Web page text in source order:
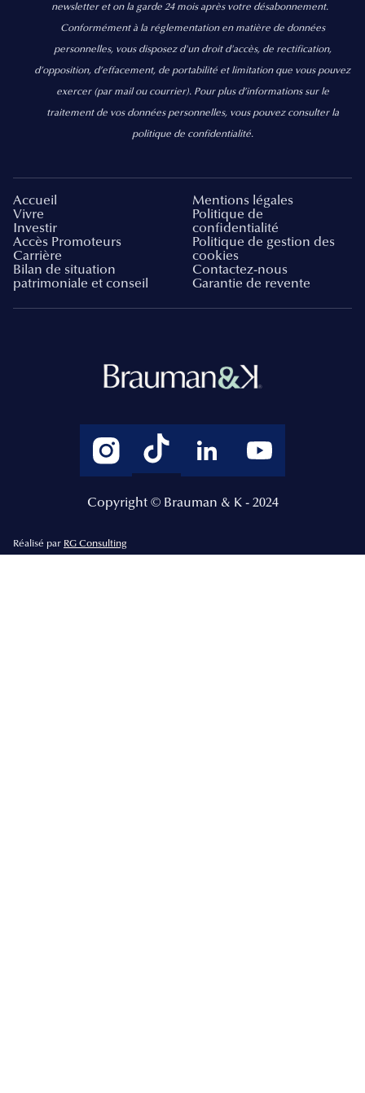
newsletter et on la garde 24 mois après votre désabonnement.
Conformément à la réglementation en matière de données
personnelles, vous disposez d'un droit d'accès, de rectification,
d’opposition, d’effacement, de portabilité et limitation que vous pouvez
exercer (par mail ou courrier). Pour plus d’informations sur le
traitement de vos données personnelles, vous pouvez consulter la
politique de confidentialité.
Accueil
Vivre
Investir
Accès Promoteurs
Carrière
Bilan de situation
patrimoniale et conseil
Mentions légales
Politique de
confidentialité
Politique de gestion des
cookies
Contactez-nous
Garantie de revente
Copyright © Brauman & K - 2024
Réalisé par RG Consulting